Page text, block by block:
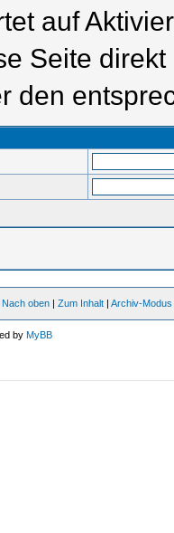
auf
Seite
den
Nach oben |Zum Inhalt |Archiv-Modus
byMyBB